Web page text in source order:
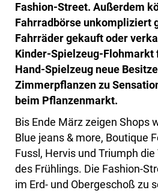
Fashion-Street. Außerdem
Fahrradbörse unkompliziert
Fahrräder gekauft oder
Kinder-Spielzeug-Flohmarkt
Hand-Spielzeug neue
Zimmerpflanzen zu
beim Pflanzenmarkt.
Bis Ende März zeigen Shops
Blue jeans & more, Boutique
Fussl, Hervis und Triumph
des Frühlings. Die Fashion-
im Erd- und Obergeschoß zu